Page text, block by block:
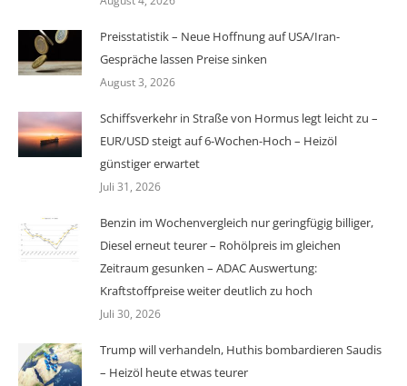
Preisstatistik – Neue Hoffnung auf USA/Iran-
Gespräche lassen Preise sinken
August 3, 2026
Schiffsverkehr in Straße von Hormus legt leicht zu –
EUR/USD steigt auf 6-Wochen-Hoch – Heizöl
günstiger erwartet
Juli 31, 2026
Benzin im Wochenvergleich nur geringfügig billiger,
Diesel erneut teurer – Rohölpreis im gleichen
Zeitraum gesunken – ADAC Auswertung:
Kraftstoffpreise weiter deutlich zu hoch
Juli 30, 2026
Trump will verhandeln, Huthis bombardieren Saudis
– Heizöl heute etwas teurer